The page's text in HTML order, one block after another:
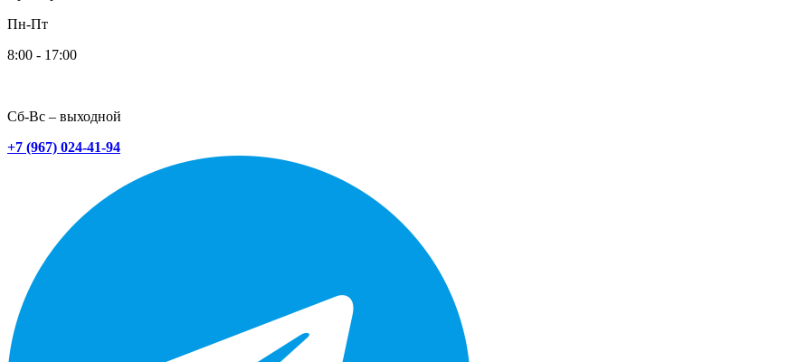
Пн-Пт
8:00 - 17:00
Сб-Вс – выходной
+7 (967) 024-41-94